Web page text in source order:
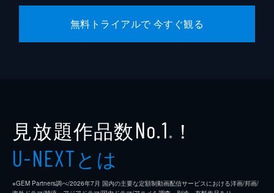
無料トライアルで 今すぐ観る
見放題作品数No.1 ※ ！
U-NEXTとは
※GEM Partners調べ/2026年7⽉ 国内の主要な定額制動画配信サービスにおける洋画/邦画/